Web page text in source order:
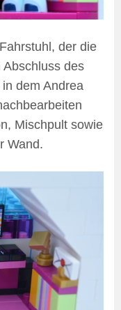
der die
des
dem Andrea
Mischpult sowie
Wand.